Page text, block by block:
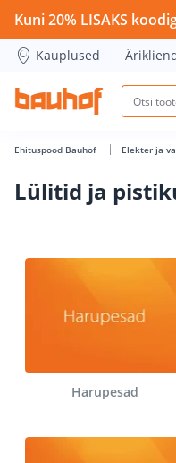
Lülitid ja pistikupesad -
Kuni 20% LISAKS
Kauplused
Ehituspood Bauhof Elekter ja
Lülitid ja
Harupesad